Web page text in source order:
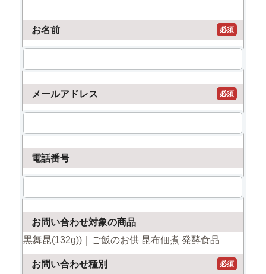
お名前 必須
メールアドレス 必須
電話番号
お問い合わせ対象の商品
黒舞昆(132g))｜ご飯のお供 昆布佃煮 発酵食品
お問い合わせ種別 必須